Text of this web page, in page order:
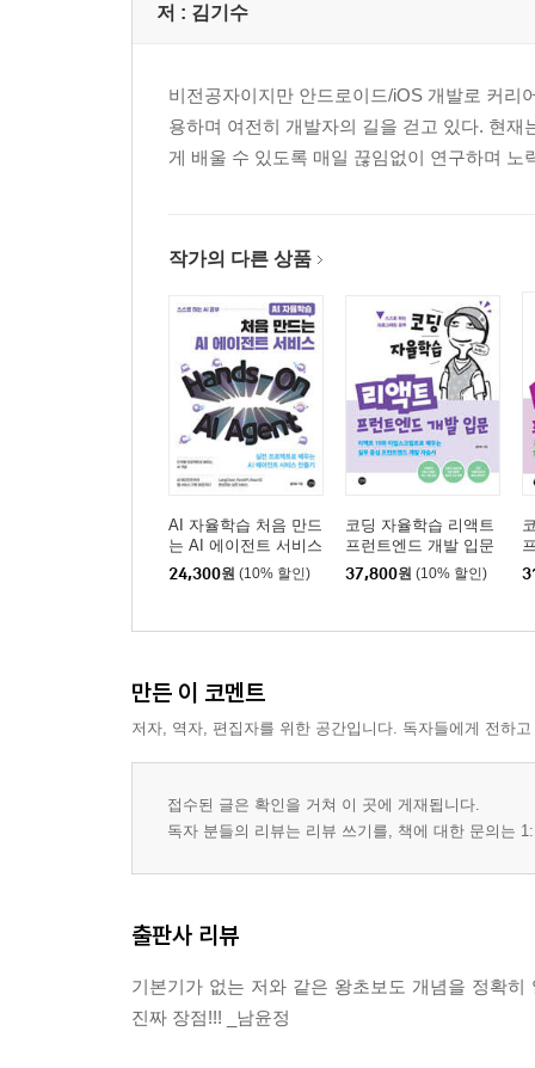
저 : 김기수
비전공자이지만 안드로이드/iOS 개발로 커리
용하며 여전히 개발자의 길을 걷고 있다. 현
게 배울 수 있도록 매일 끊임없이 연구하며 노
작가의 다른 상품
AI 자율학습 처음 만드
는 AI 에이전트 서비스
24,300원 (10% 할인)
코딩 자율학습 리액트
프런트엔드 개발 입문
37,800원 (10% 할인)
만든 이 코멘트
저자, 역자, 편집자를 위한 공간입니다. 독자들에게 전하
접수된 글은 확인을 거쳐 이 곳에 게재됩니다.
독자 분들의 리뷰는 리뷰 쓰기를, 책에 대한 문의는
출판사 리뷰
기본기가 없는 저와 같은 왕초보도 개념을 정확
진짜 장점!!! _남윤정